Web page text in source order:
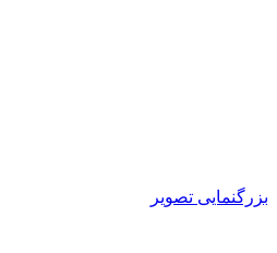
بزرگنمایی تصویر